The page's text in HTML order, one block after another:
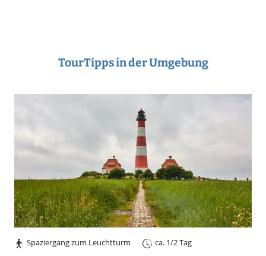
TourTipps in der Umgebung
Spaziergang zum Leuchtturm ca. 1/2 Tag